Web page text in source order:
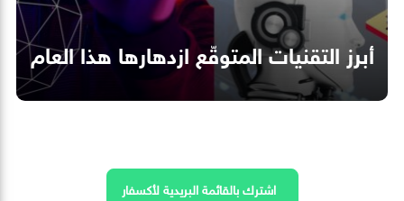
أبرز التقنيات المتوقّع ازدهارها هذا العام
اشترك بالقائمة البريدية لأكسفار